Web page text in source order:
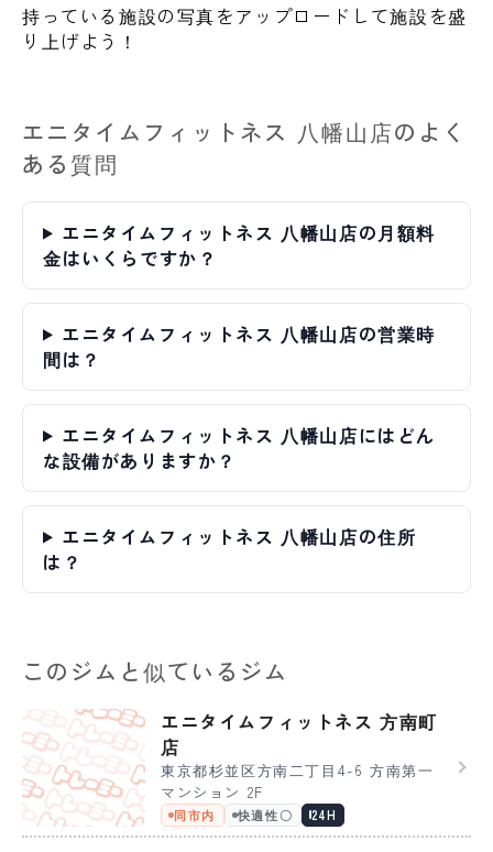
持っている施設の写真をアップロードして施設を盛
り上げよう！
エニタイムフィットネス 八幡山店のよく
ある質問
エニタイムフィットネス 八幡山店の月額料
金はいくらですか？
エニタイムフィットネス 八幡山店の営業時
間は？
エニタイムフィットネス 八幡山店にはどん
な設備がありますか？
エニタイムフィットネス 八幡山店の住所
は？
このジムと似ているジム
エニタイムフィットネス 方南町
店
東京都杉並区方南二丁目4-6 方南第一
マンション 2F
同市内 快適性〇 24H